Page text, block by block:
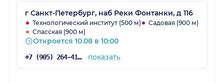
г Санкт-Петербург, наб Реки Фонтанки, д 116
Технологический институт (500 м)
Садовая (900 м)
Спасская (900 м)
Откроется 10.08 в 10:00
+7 (905) 264-41-07 показать